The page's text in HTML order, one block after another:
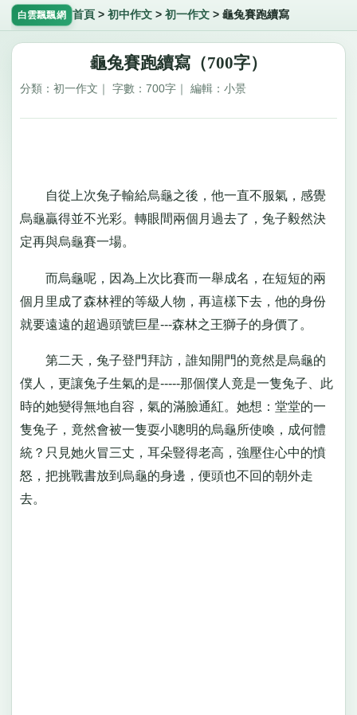
白雲飄飄網 首頁 > 初中作文> 初一作文> 龜兔賽跑續寫
龜兔賽跑續寫（700字）
分類：初一作文｜ 字數：700字｜ 編輯：小景
自從上次兔子輸給烏龜之後，他一直不服氣，感覺
烏龜贏得並不光彩。轉眼間兩個月過去了，兔子毅然決
定再與烏龜賽一場。
而烏龜呢，因為上次比賽而一舉成名，在短短的兩
個月里成了森林裡的等級人物，再這樣下去，他的身份
就要遠遠的超過頭號巨星---森林之王獅子的身價了。
第二天，兔子登門拜訪，誰知開門的竟然是烏龜的
僕人，更讓兔子生氣的是-----那個僕人竟是一隻兔子、此
時的她變得無地自容，氣的滿臉通紅。她想：堂堂的一
隻兔子，竟然會被一隻耍小聰明的烏龜所使喚，成何體
統？只見她火冒三丈，耳朵豎得老高，強壓住心中的憤
怒，把挑戰書放到烏龜的身邊，便頭也不回的朝外走
去。